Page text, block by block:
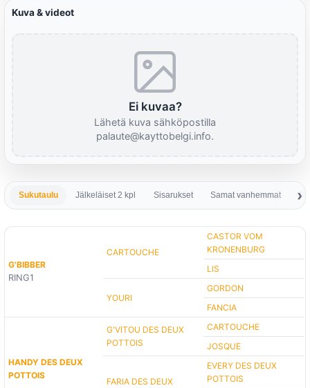
Kuva & videot
Ei kuvaa?
Lähetä kuva sähköpostilla
palaute@kayttobelgi.info.
Sukutaulu Jälkeläiset 2 kpl Sisarukset Samat vanhemmat
G'BIBBER
RING1
CARTOUCHE
CASTOR VOM
KRONENBURG
LIS
YOURI
GORDON
FANCIA
HANDY DES DEUX
POTTOIS
G'VITOU DES DEUX
POTTOIS
CARTOUCHE
JOSQUE
FARIA DES DEUX
EVERY DES DEUX
POTTOIS